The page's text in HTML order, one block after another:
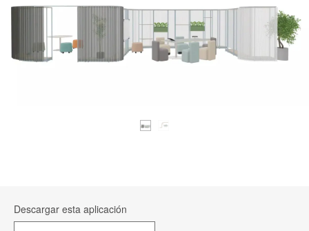
Descargar esta aplicación